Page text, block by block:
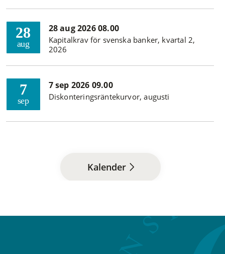
28
aug
28 aug 2026 08.00
Kapitalkrav för svenska banker, kvartal 2,
2026
7
sep
7 sep 2026 09.00
Diskonteringsräntekurvor, augusti
Kalender